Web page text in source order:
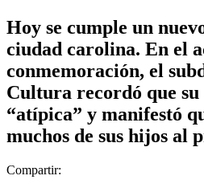
Hoy se cumple un
ciudad carolina. En el
conmemoración, el
Cultura recordó que
“atípica” y manifestó
muchos de sus hijos al
Compartir: